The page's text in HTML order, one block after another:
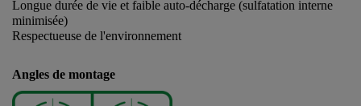
Longue durée de vie et faible auto-décharge (sulfatation interne
minimisée)
Respectueuse de l'environnement
Angles de montage